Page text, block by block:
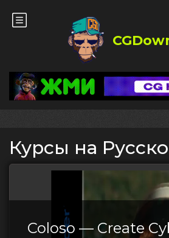
Курсы на
Coloso — Create